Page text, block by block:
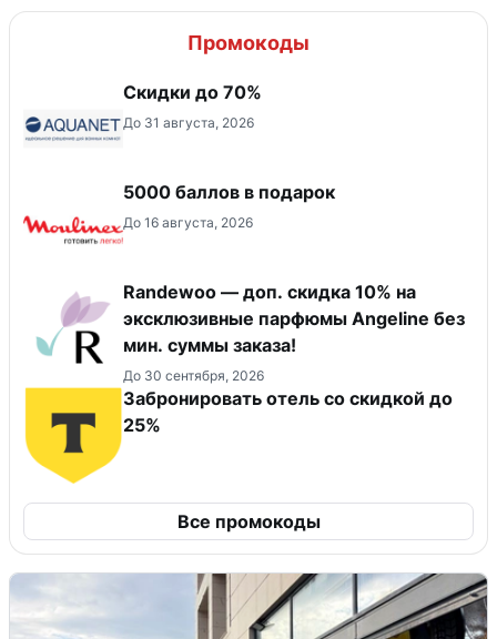
Промокоды
Скидки до 70%
До 31 августа, 2026
5000 баллов в подарок
До 16 августа, 2026
Randewoo — доп. скидка 10% на
эксклюзивные парфюмы Angeline без
мин. суммы заказа!
До 30 сентября, 2026
Забронировать отель со скидкой до
25%
Все промокоды